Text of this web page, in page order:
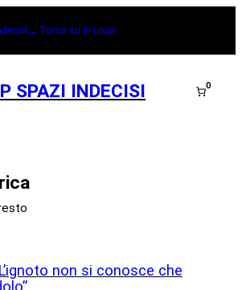
← Torna su In Loco
SPAZI INDECISI 0
non si conosce che